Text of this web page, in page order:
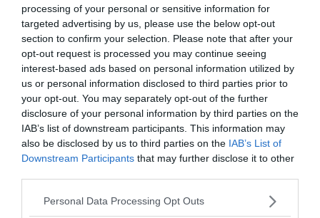
processing of your personal or sensitive information for
targeted advertising by us, please use the below opt-out
section to confirm your selection. Please note that after your
opt-out request is processed you may continue seeing
interest-based ads based on personal information utilized by
us or personal information disclosed to third parties prior to
your opt-out. You may separately opt-out of the further
disclosure of your personal information by third parties on the
IAB’s list of downstream participants. This information may
also be disclosed by us to third parties on the IAB’s List of
Downstream Participants that may further disclose it to other
Please note that this website/app uses one or more Google
Personal Data Processing Opt Outs